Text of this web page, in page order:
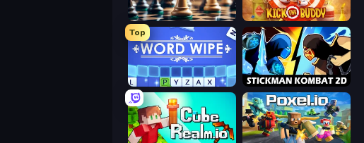
Chess Free Kick the Buddy
Top
Word Wipe Stickman Kombat 2D